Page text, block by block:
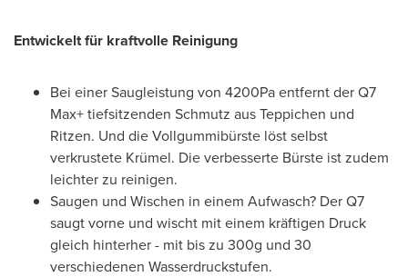
Entwickelt für kraftvolle Reinigung
Bei einer Saugleistung von 4200Pa entfernt der Q7
Max+ tiefsitzenden Schmutz aus Teppichen und
Ritzen. Und die Vollgummibürste löst selbst
verkrustete Krümel. Die verbesserte Bürste ist zudem
leichter zu reinigen.
Saugen und Wischen in einem Aufwasch? Der Q7
saugt vorne und wischt mit einem kräftigen Druck
gleich hinterher - mit bis zu 300g und 30
verschiedenen Wasserdruckstufen.